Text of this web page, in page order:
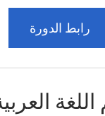
رابط الدورة